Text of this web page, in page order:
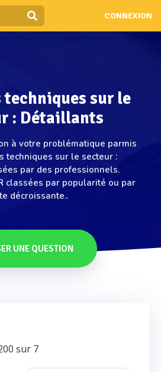
CONNEXION
techniques sur le
: Détaillants
à votre problématique parmis
techniques sur le secteur :
par des professionnels.
classées par popularité ou par
décroissante..
UNE QUESTION
sur 7